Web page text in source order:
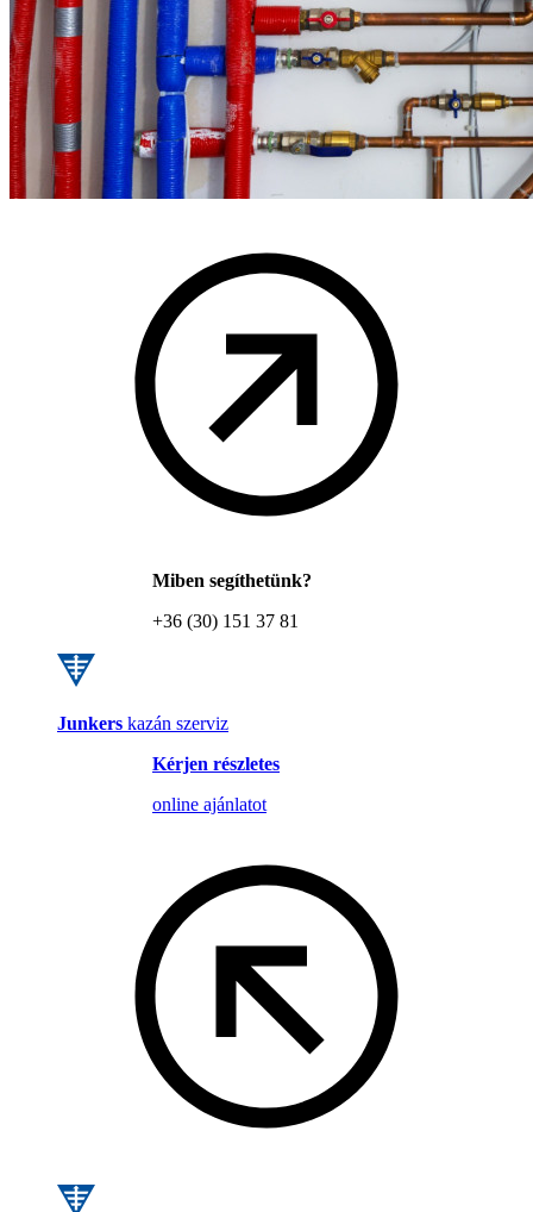
Miben segíthetünk?
+36 (30) 151 37 81
Junkers kazán szerviz
Kérjen részletes
online ajánlatot